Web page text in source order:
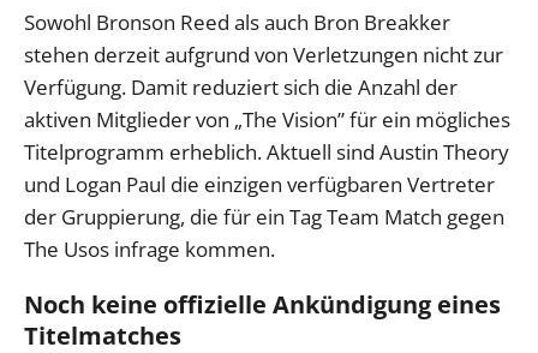
Sowohl Bronson Reed als auch Bron Breakker
stehen derzeit aufgrund von Verletzungen nicht zur
Verfügung. Damit reduziert sich die Anzahl der
aktiven Mitglieder von „The Vision” für ein mögliches
Titelprogramm erheblich. Aktuell sind Austin Theory
und Logan Paul die einzigen verfügbaren Vertreter
der Gruppierung, die für ein Tag Team Match gegen
The Usos infrage kommen.
Noch keine offizielle Ankündigung eines
Titelmatches